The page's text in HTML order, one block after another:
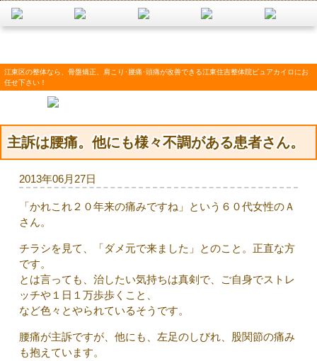
江東区の整体なら、骨盤矯正、肩こり･腰痛･頭痛が改善できる江東住吉整体院ピュアカイロにお
任せ下さい！
主訴は腰痛。他にも様々不調がある患者さん。
2013年06月27日
「かれこれ２０年来の痛みですね」という６０代女性のＡ
さん。
チラシを見て、「ダメ元で来ました」とのこと。正直な方
です。
とは言っても、治したい気持ちは真剣で、ご自身でストレ
ッチや１日１万歩歩くこと、
など色々とやられているそうです。
腰痛が主訴ですが、他にも、左足のしびれ、股関節の痛み
も抱えています。